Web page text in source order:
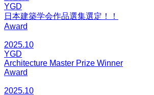
YGD
日本建築学会作品選集選定！！
Award
2025.10
YGD
Architecture Master Prize Winner
Award
2025.10